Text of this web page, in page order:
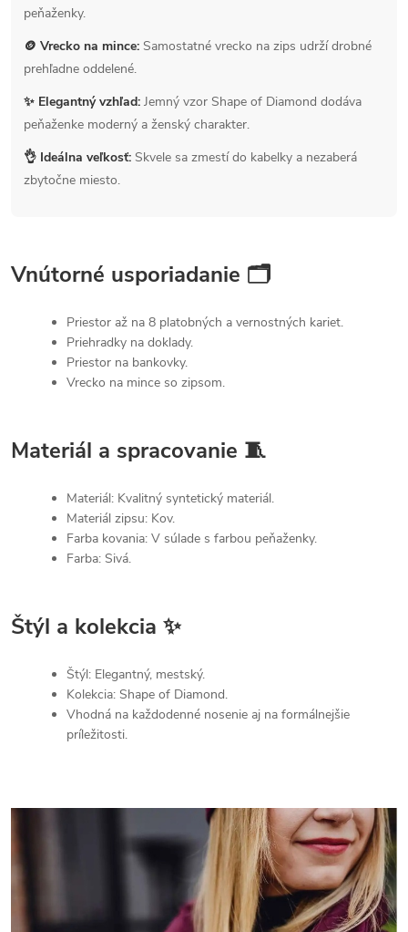
peňaženky.
🪙 Vrecko na mince: Samostatné vrecko na zips udrží drobné
prehľadne oddelené.
✨ Elegantný vzhľad: Jemný vzor Shape of Diamond dodáva
peňaženke moderný a ženský charakter.
👌 Ideálna veľkosť: Skvele sa zmestí do kabelky a nezaberá
zbytočne miesto.
Vnútorné usporiadanie 🗂
Priestor až na 8 platobných a vernostných kariet.
Priehradky na doklady.
Priestor na bankovky.
Vrecko na mince so zipsom.
Materiál a spracovanie 🧵
Materiál: Kvalitný syntetický materiál.
Materiál zipsu: Kov.
Farba kovania: V súlade s farbou peňaženky.
Farba: Sivá.
Štýl a kolekcia ✨
Štýl: Elegantný, mestský.
Kolekcia: Shape of Diamond.
Vhodná na každodenné nosenie aj na formálnejšie
príležitosti.